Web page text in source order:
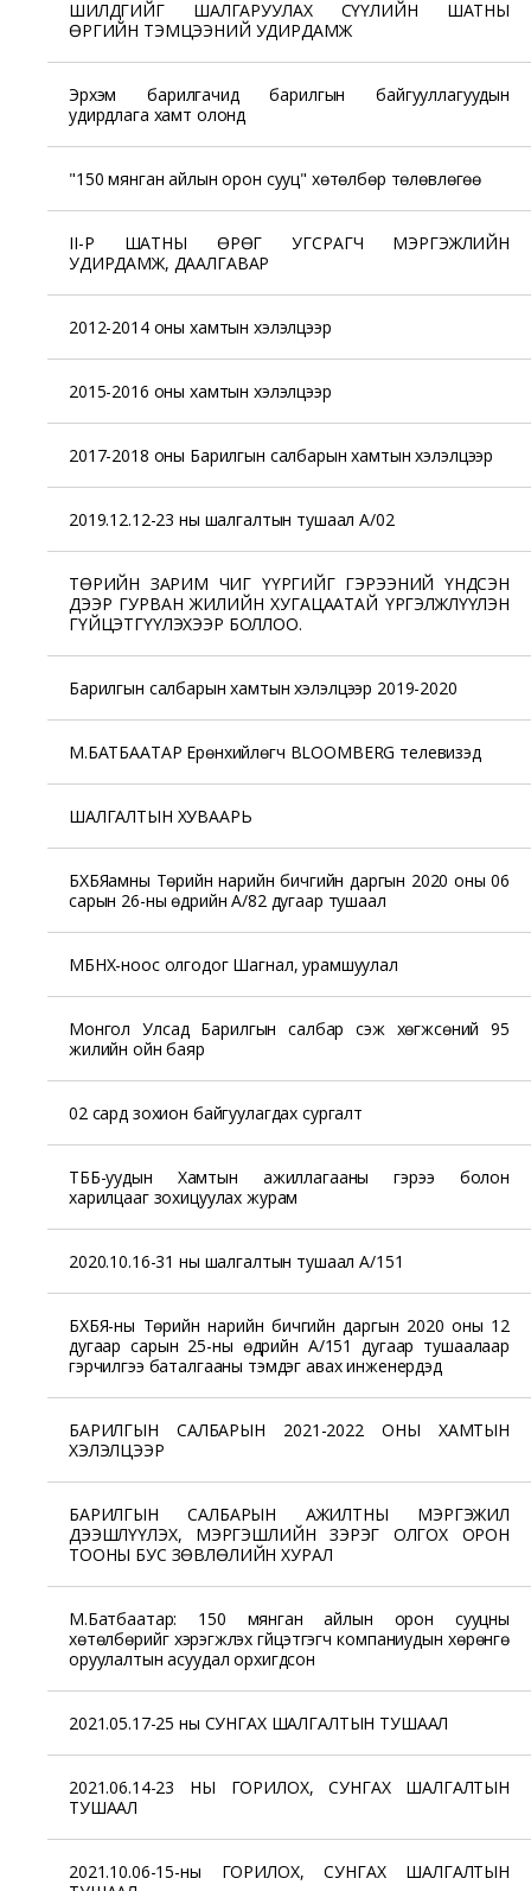
ШИЛДГИЙГ ШАЛГАРУУЛАХ СҮҮЛИЙН ШАТНЫ
ӨРГИЙН ТЭМЦЭЭНИЙ УДИРДАМЖ
Эрхэм барилгачид барилгын байгууллагуудын
удирдлага хамт олонд
"150 мянган айлын орон сууц" хөтөлбөр төлөвлөгөө
II-Р ШАТНЫ ӨРӨГ УГСРАГЧ МЭРГЭЖЛИЙН
УДИРДАМЖ, ДААЛГАВАР
2012-2014 оны хамтын хэлэлцээр
2015-2016 оны хамтын хэлэлцээр
2017-2018 оны Барилгын салбарын хамтын хэлэлцээр
2019.12.12-23 ны шалгалтын тушаал А/02
ТӨРИЙН ЗАРИМ ЧИГ ҮҮРГИЙГ ГЭРЭЭНИЙ ҮНДСЭН
ДЭЭР ГУРВАН ЖИЛИЙН ХУГАЦААТАЙ ҮРГЭЛЖЛҮҮЛЭН
ГҮЙЦЭТГҮҮЛЭХЭЭР БОЛЛОО.
Барилгын салбарын хамтын хэлэлцээр 2019-2020
М.БАТБААТАР Ерөнхийлөгч BLOOMBERG телевизэд
ШАЛГАЛТЫН ХУВААРЬ
БХБЯамны Төрийн нарийн бичгийн даргын 2020 оны 06
сарын 26-ны өдрийн А/82 дугаар тушаал
МБНХ-ноос олгодог Шагнал, урамшуулал
Монгол Улсад Барилгын салбар үүсэж хөгжсөний 95
жилийн ойн баяр
02 сард зохион байгуулагдах сургалт
ТББ-уудын Хамтын ажиллагааны гэрээ болон
харилцааг зохицуулах журам
2020.10.16-31 ны шалгалтын тушаал А/151
БХБЯ-ны Төрийн нарийн бичгийн даргын 2020 оны 12
дугаар сарын 25-ны өдрийн А/151 дугаар тушаалаар
гэрчилгээ баталгааны тэмдэг авах инженерүүдэд
БАРИЛГЫН САЛБАРЫН 2021-2022 ОНЫ ХАМТЫН
ХЭЛЭЛЦЭЭР
БАРИЛГЫН САЛБАРЫН АЖИЛТНЫ МЭРГЭЖИЛ
ДЭЭШЛҮҮЛЭХ, МЭРГЭШЛИЙН ЗЭРЭГ ОЛГОХ ОРОН
ТООНЫ БУС ЗӨВЛӨЛИЙН ХУРАЛ
М.Батбаатар: 150 мянган айлын орон сууцны
хөтөлбөрийг хэрэгжүүлэх гүйцэтгэгч компаниудын хөрөнгө
оруулалтын асуудал орхигдсон
2021.05.17-25 ны СУНГАХ ШАЛГАЛТЫН ТУШААЛ
2021.06.14-23 НЫ ГОРИЛОХ, СУНГАХ ШАЛГАЛТЫН
ТУШААЛ
2021.10.06-15-ны ГОРИЛОХ, СУНГАХ ШАЛГАЛТЫН